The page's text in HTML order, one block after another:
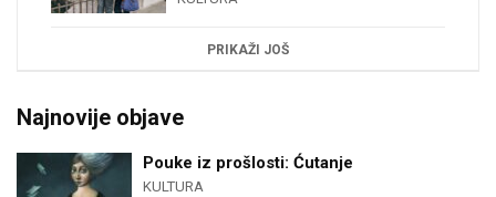
PRIKAŽI JOŠ
Najnovije objave
Pouke iz prošlosti: Ćutanje
KULTURA